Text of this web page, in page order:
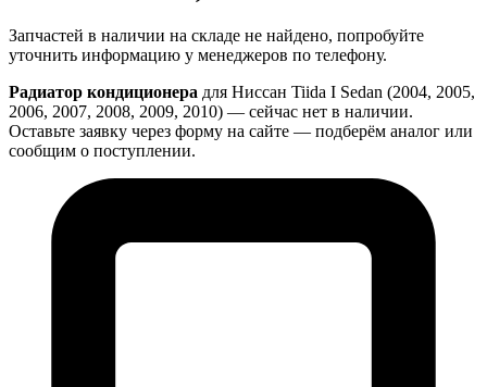
Запчастей в наличии на складе не найдено, попробуйте
уточнить информацию у менеджеров по телефону.
Радиатор кондиционера для Ниссан Tiida I Sedan (2004, 2005,
2006, 2007, 2008, 2009, 2010) — сейчас нет в наличии.
Оставьте заявку через форму на сайте — подберём аналог или
сообщим о поступлении.